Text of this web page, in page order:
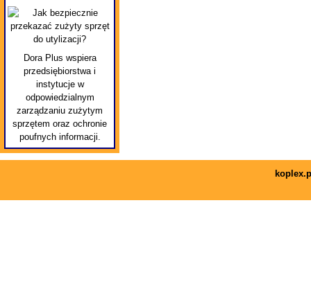
Dora Plus wspiera
przedsiębiorstwa i
instytucje w
odpowiedzialnym
zarządzaniu zużytym
sprzętem oraz ochronie
poufnych informacji.